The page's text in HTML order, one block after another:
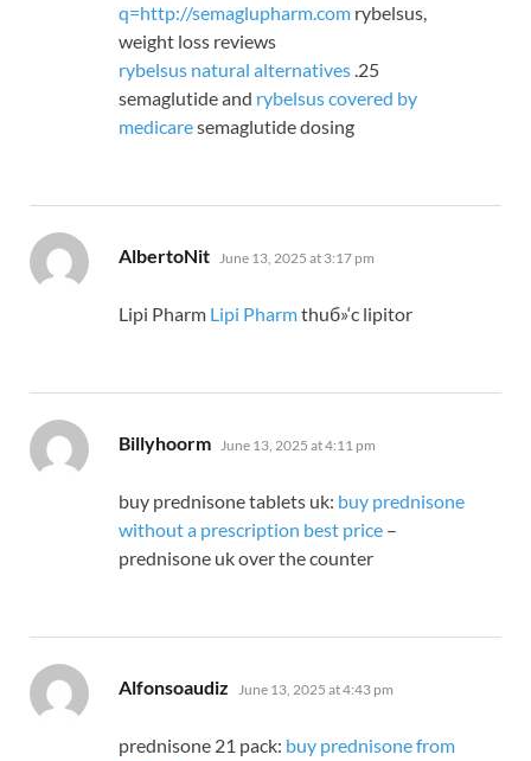
q=http://semaglupharm.com rybelsus,
weight loss reviews
rybelsus natural alternatives.25
semaglutide and rybelsus covered by
medicaresemaglutide dosing
AlbertoNit says:
June 13, 2025 at 3:17 pm
Lipi Pharm Lipi Pharmthuб»‘c lipitor
Billyhoorm says:
June 13, 2025 at 4:11 pm
buy prednisone tablets uk: buy prednisone
without a prescription best price –
prednisone uk over the counter
Alfonsoaudiz says:
June 13, 2025 at 4:43 pm
prednisone 21 pack: buy prednisone from